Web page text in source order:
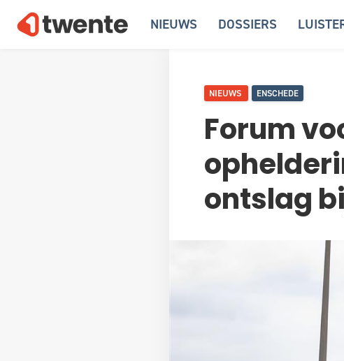
NIEUWS DOSSIERS
NIEUWS ENSCHEDE
Forum
ontslag